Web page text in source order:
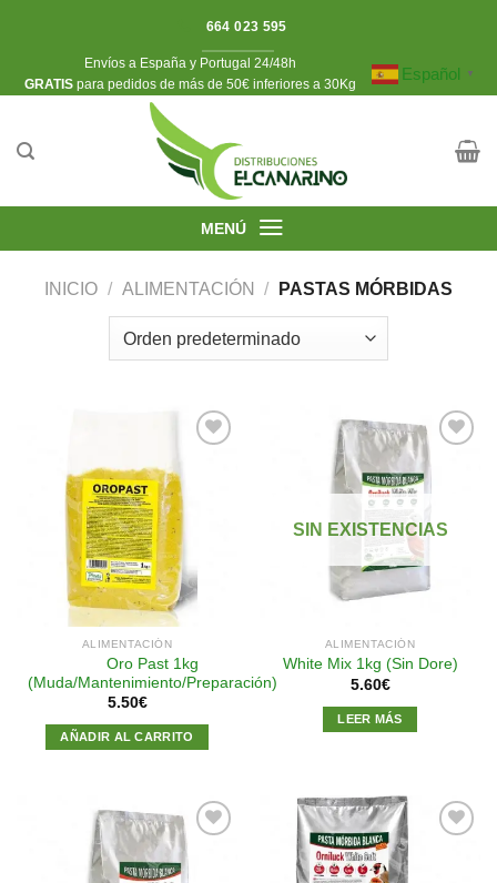
664 023 595
Envíos a España y Portugal 24/48h
​GRATIS para pedidos de más de 50€ inferiores a 30Kg
Español ▼
MENÚ
INICIO / ALIMENTACIÓN / PASTAS MÓRBIDAS
ALIMENTACIÓN
Oro Past 1kg
(Muda/Mantenimiento/Preparación)
5.50€
AÑADIR AL CARRITO
lista de
SIN EXISTENCIAS
ALIMENTACIÓN
White Mix 1kg (Sin Dore)
5.60€
LEER MÁS